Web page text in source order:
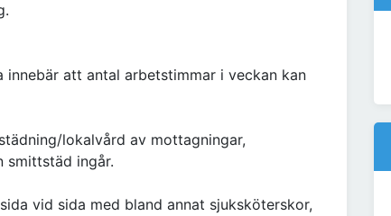
att antal arbetstimmar i veckan kan
lokalvård av mottagningar,
smittstäd ingår.
vid sida med bland annat sjuksköterskor,